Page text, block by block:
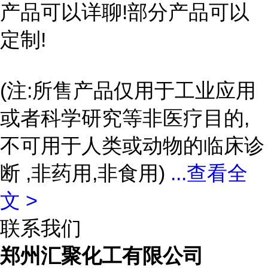
产品可以详聊!部分产品可以
定制!
(注:所售产品仅用于工业应用
或者科学研究等非医疗目的,
不可用于人类或动物的临床诊
断 ,非药用,非食用) ...查看全
文 >
联系我们
郑州汇聚化工有限公司